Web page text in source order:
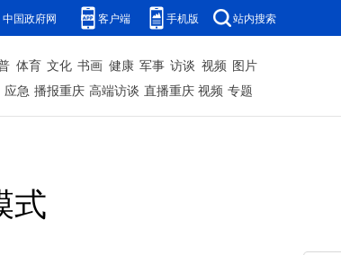
中国政府网 客户端 手机版 站内搜索
体育 文化 书画 健康 军事 访谈 视频 图片
应急 播报重庆 高端访谈 直播重庆 视频 专题
式